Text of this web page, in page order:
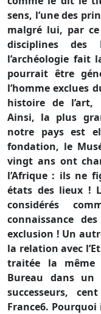
sens, l’une des
malgré lui, par
disciplines des
l’archéologie fait
pourrait être
l’homme exclues
histoire de l’art,
Ainsi, la plus
notre pays est
fondation, le
vingt ans ont
l’Afrique : ils ne
états des lieux !
considérés
connaissance
exclusion ! Un
la relation avec
traitée la même
Bureau dans un
successeurs,
France6. Pourquoi